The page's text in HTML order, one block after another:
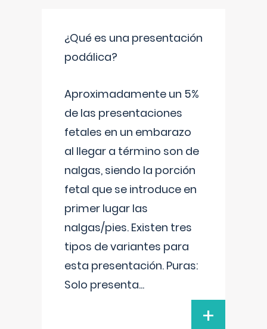
¿Qué es una presentación
podálica?
Aproximadamente un 5%
de las presentaciones
fetales en un embarazo
al llegar a término son de
nalgas, siendo la porción
fetal que se introduce en
primer lugar las
nalgas/pies. Existen tres
tipos de variantes para
esta presentación. Puras:
Solo presenta...
+